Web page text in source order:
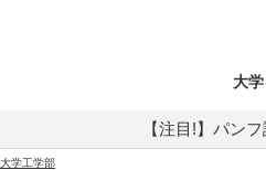
大
【注目!】パン
学工学部